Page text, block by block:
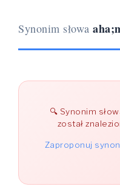
Synonim słowa
Synonim
został
Zaproponuj